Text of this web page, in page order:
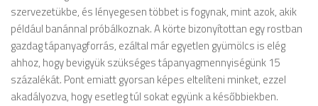
szervezetükbe, és lényegesen többet is fogynak, mint azok, akik
például banánnal próbálkoznak. A körte bizonyítottan egy rostban
gazdag tápanyagforrás, ezáltal már egyetlen gyümölcs is elég
ahhoz, hogy bevigyük szükséges tápanyagmennyiségünk 15
százalékát. Pont emiatt gyorsan képes eltelíteni minket, ezzel
akadályozva, hogy esetleg túl sokat együnk a későbbiekben.